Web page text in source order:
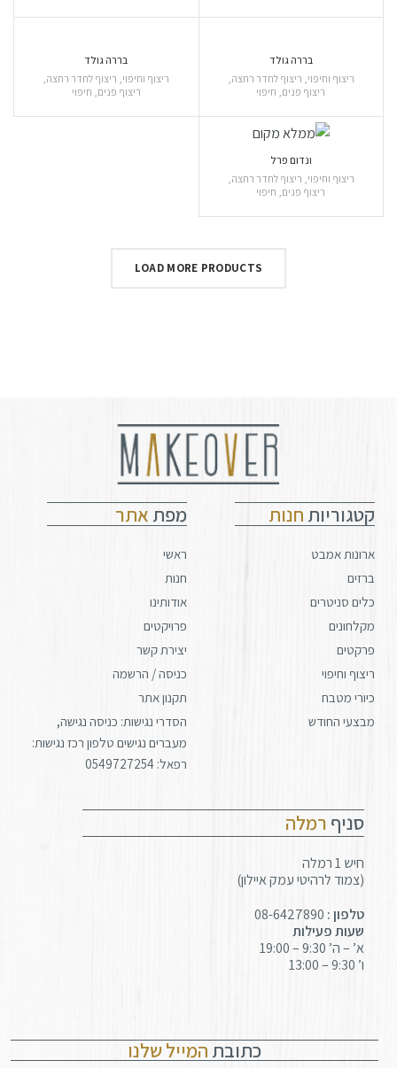
בררה גולד
ריצוף וחיפוי ריצוף לחדר רחצה
ריצוף פנים חיפוי
בררה גולד
ריצוף וחיפוי ריצוף לחדר רחצה
ריצוף פנים חיפוי
ונדום פרל
ריצוף וחיפוי, ריצוף לחדר רחצה,
ריצוף פנים, חיפוי
LOAD MORE PRODUCTS
קטגוריות חנות
ארונות אמבט
ברזים
כלים סניטרים
מקלחונים
פרקטים
ריצוף וחיפוי
כיורי מטבח
מבצעי החודש
מפת אתר
ראשי
חנות
אודותינו
פרויקטים
יצירת קשר
כניסה / הרשמה
תקנון אתר
הסדרי נגישות: כניסה נגישה,
מעברים נגישים טלפון רכז נגישות:
רפאל: 0549727254
סניף רמלה
חיש 1 רמלה
(צמוד לרהיטי עמק איילון)
טלפון : 08-6427890
שעות פעילות
א’ – ה’ 9:30 – 19:00
ו’ 9:30 – 13:00
כתובת המייל שלנו